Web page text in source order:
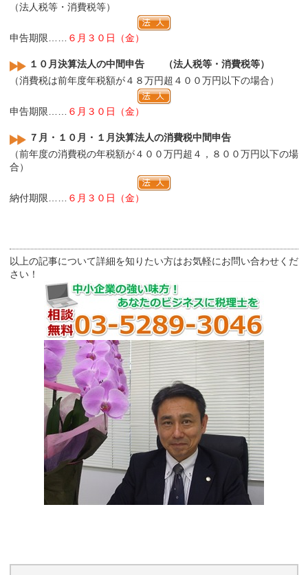
（法人税等・消費税等）
申告期限…… ６月３０日（金）
１０月決算法人の中間申告 （法人税等・消費税等）
（消費税は前年度年税額が４８万円超４００万円以下の場合）
申告期限…… ６月３０日（金）
７月・１０月・１月決算法人の消費税中間申告
（前年度の消費税の年税額が４００万円超４，８００万円以下の場
合）
納付期限…… ６月３０日（金）
以上の記事について詳細を知りたい方はお気軽にお問い合わせくだ
さい！